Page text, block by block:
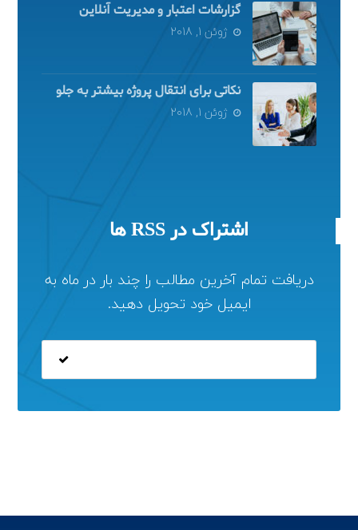
گزارشات اعتبار و مدیریت آنلاین
ژوئن 1, 2018
نکاتی برای انتقال پروژه بیشتر به جلو
ژوئن 1, 2018
اشتراک در RSS ها
دریافت تمام آخرین مطالب را چند بار در ماه به
ایمیل خود تحویل دهید.